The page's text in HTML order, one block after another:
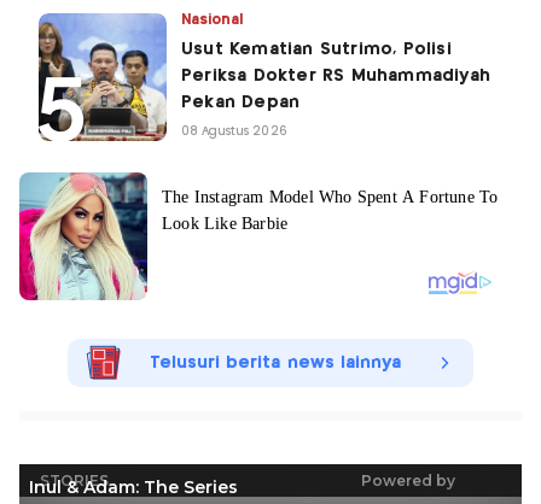
Nasional
Usut Kematian Sutrimo, Polisi
Periksa Dokter RS Muhammadiyah
Pekan Depan
08 Agustus 2026
Telusuri berita news lainnya